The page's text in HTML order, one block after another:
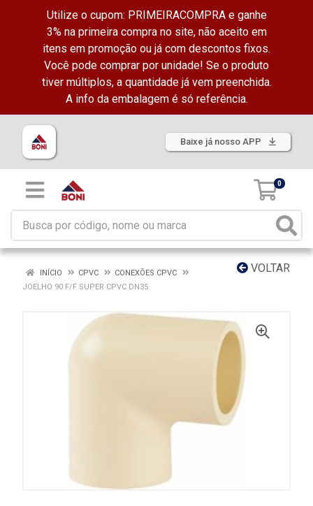
Utilize o cupom: PRIMEIRACOMPRA e ganhe
3% na primeira compra no site, não aceito em
itens em promoção ou já com descontos fixos.
Você pode comprar por unidade! Se o produto
tiver múltiplos, a quantidade já vem preenchida.
A info da embalagem é só referência.
Baixe já nosso APP
0
VOLTAR
INÍCIO CPVC
CONEXÕES CPVC
JOELHO 90 F/F SUPER CPVC DN35